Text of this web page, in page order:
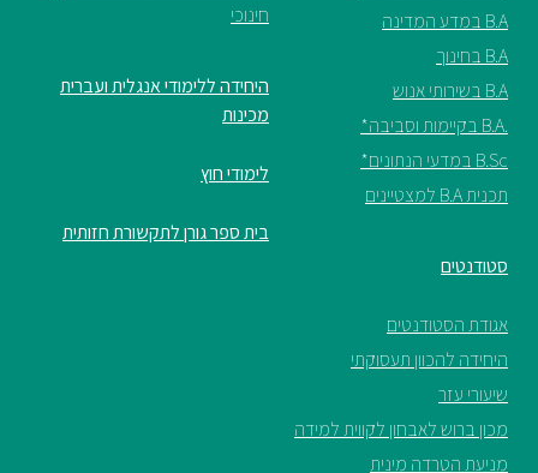
B.A במדע המדינה
B.A בחינוך
B.A בשירותי אנוש
.B.A בקיימות וסביבה*
B.Sc במדעי הנתונים*
תכנית B.A למצטיינים
חינוכי
היחידה ללימודי אנגלית ועברית
מכינות
לימודי חוץ
בית ספר גורן לתקשורת חזותית
סטודנטים
אגודת הסטודנטים
היחידה להכוון תעסוקתי
שיעורי עזר
מכון ברוש לאבחון לקווית למידה
מניעת הטרדה מינית